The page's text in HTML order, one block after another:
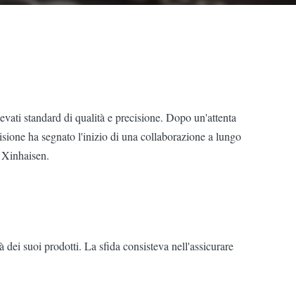
standard di qualità e precisione. Dopo un'attenta
ha segnato l'inizio di una collaborazione a lungo
suoi prodotti. La sfida consisteva nell'assicurare